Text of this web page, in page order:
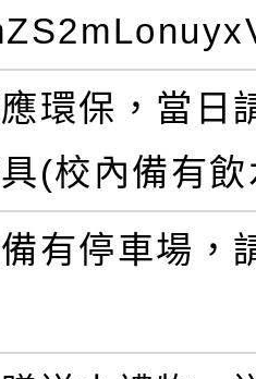
環保，當日
(校內備有
有停車場，